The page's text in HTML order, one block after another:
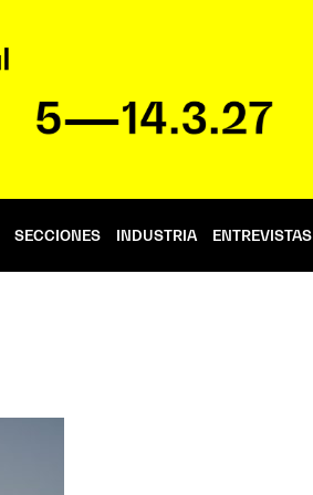
SECCIONES INDUSTRIA ENTREVISTAS